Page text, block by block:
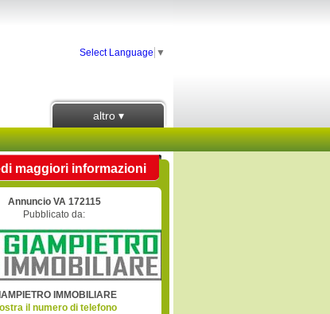
altro ▾
Select Language ▼
maggiori informazioni
Annuncio VA 172115
Pubblicato da:
IMMOBILIARE
il numero di telefono